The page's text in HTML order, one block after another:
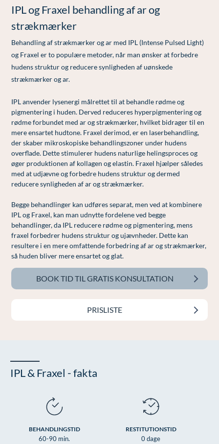
Lunge-astma-allergi
Mave-tarm kirurgi
Menopause- og hormonterapi
Neurologi (hjerne-nervesygdomme)
Onkologi (kræftsygdomme)
Plastikkirurgi (rekonstruktiv)
Reumatologi (gigtsygdomme)
Svedproblemer
Søvn
Thoraxkirurgi (slipping rib)
Urologi (Urinvejssygdomme)
Øre-næse-hals
Plasmaprodukter i æstetisk, kosmetisk og anti-
aging medicin
Prisliste
Skriv dig op
Udskrivelse
Kontakt os & Find vej
Kvalitet og patienttilfredshed
Nyttige links
Parkering og opladning på AROS Privathospital
Persondatapolitik på AROS
Rygepolitik
Samarbejde mellem specialer
Sengestuer
Standardbetingelser for privatbetalte
operationer
Ventetid i det offentlige - Frit sygehusvalg
Vores mål
IPL og Fraxel behandling af ar og
strækmærker
Behandling af strækmærker og ar med IPL (Intense Pulsed Light)
og Fraxel er to populære metoder, når man ønsker at forbedre
hudens struktur og reducere synligheden af uønskede
strækmærker og ar.
IPL anvender lysenergi målrettet til at behandle rødme og
pigmentering i huden. Derved reduceres hyperpigmentering og
rødme forbundet med ar og strækmærker, hvilket bidrager til en
mere ensartet hudtone. Fraxel derimod, er en laserbehandling,
der skaber mikroskopiske behandlingszoner under hudens
overflade. Dette stimulerer hudens naturlige helingsproces og
øger produktionen af kollagen og elastin. Fraxel hjælper således
med at udjævne og forbedre hudens struktur og dermed
reducere synligheden af ar og strækmærker.
Begge behandlinger kan udføres separat, men ved at kombinere
IPL og Fraxel, kan man udnytte fordelene ved begge
behandlinger, da IPL reducere rødme og pigmentering, mens
fraxel forbedrer hudens struktur og ujævnheder. Dette kan
resultere i en mere omfattende forbedring af ar og strækmærker,
så huden bliver mere ensartet og glat.
BOOK TID TIL GRATIS KONSULTATION
PRISLISTE
IPL & Fraxel - fakta
BEHANDLINGSTID
60-90 min.
RESTITUTIONSTID
0 dage